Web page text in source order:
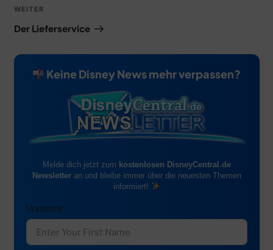
Nächster
Beitrag
WEITER
Der Lieferservice
Keine Disney News mehr verpassen?
Melde dich jetzt zum kostenlosen DisneyCentral.de
Newsletteran und bleibe immer über die neuesten Themen
informiert!
Vorname